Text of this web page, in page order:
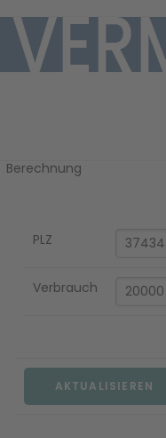
Berechnung
PLZ
Verbrauch